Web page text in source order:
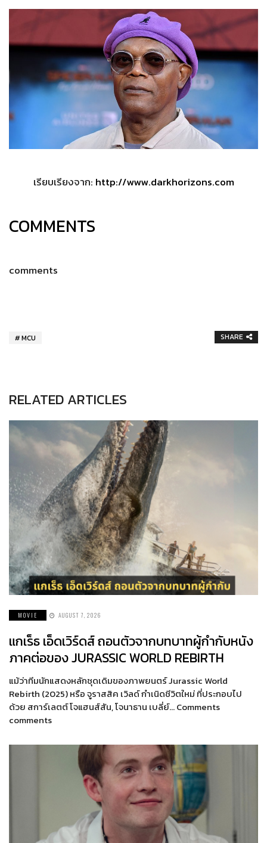
เรียบเรียงจาก: http://www.darkhorizons.com
COMMENTS
comments
MCU SHARE
RELATED ARTICLES
MOVIE AUGUST 7, 2026
แกเร็ธ เอ็ดเวิร์ดส์ ถอนตัวจากบทบาทผู้กำกับหนัง
ภาคต่อของ JURASSIC WORLD REBIRTH
แม้ว่าทีมนักแสดงหลักชุดเดิมของภาพยนตร์ Jurassic World
Rebirth (2025) หรือ จูราสสิค เวิลด์ กำเนิดชีวิตใหม่ ที่ประกอบไป
ด้วย สการ์เลตต์ โจแฮนส์สัน, โจนาธาน เบลี่ย์… Comments
comments